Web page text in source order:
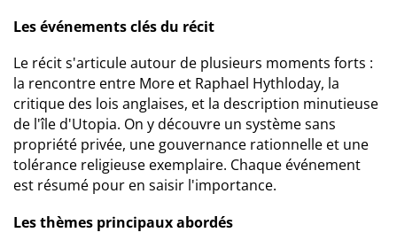
Les événements clés du récit
Le récit s'articule autour de plusieurs moments forts :
la rencontre entre More et Raphael Hythloday, la
critique des lois anglaises, et la description minutieuse
de l'île d'Utopia. On y découvre un système sans
propriété privée, une gouvernance rationnelle et une
tolérance religieuse exemplaire. Chaque événement
est résumé pour en saisir l'importance.
Les thèmes principaux abordés